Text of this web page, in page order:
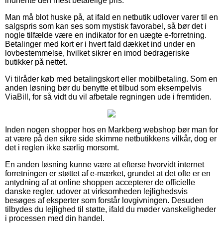
Man må blot huske på, at ifald en netbutik udlover varer til en
salgspris som kan ses som mystisk favorabel, så bør det i
nogle tilfælde være en indikator for en uægte e-forretning.
Betalinger med kort er i hvert fald dækket ind under en
lovbestemmelse, hvilket sikrer en imod bedrageriske
butikker på nettet.
Vi tilråder køb med betalingskort eller mobilbetaling. Som en
anden løsning bør du benytte et tilbud som eksempelvis
ViaBill, for så vidt du vil afbetale regningen ude i fremtiden.
Inden nogen shopper hos en Markberg webshop bør man for
at være på den sikre side skimme netbutikkens vilkår, dog er
det i reglen ikke særlig morsomt.
En anden løsning kunne være at efterse hvorvidt internet
forretningen er støttet af e-mærket, grundet at det ofte er en
antydning af at online shoppen accepterer de officielle
danske regler, udover at virksomheden lejlighedsvis
besøges af eksperter som forstår lovgivningen. Desuden
tilbydes du lejlighed til støtte, ifald du møder vanskeligheder
i processen med din handel.